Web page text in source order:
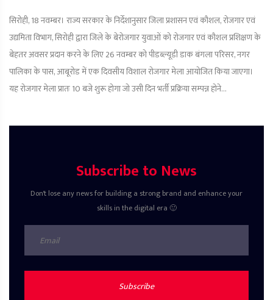
सिरोही, 18 नवम्बर। राज्य सरकार के निर्देशानुसार जिला प्रशासन एवं कौशल, रोजगार एवं
उद्यमिता विभाग, सिरोही द्वारा जिले के बेरोजगार युवाओं को रोजगार एवं कौशल प्रशिक्षण के
बेहतर अवसर प्रदान करने के लिए 26 नवम्बर को पीडब्ल्यूडी डाक बंगला परिसर, नगर
पालिका के पास, आबूरोड में एक दिवसीय विशाल रोजगार मेला आयोजित किया जाएगा।
यह रोजगार मेला प्रातः 10 बजे शुरू होगा जो उसी दिन भर्ती प्रक्रिया सम्पन्न होने...
Subscribe to News
Don't lose any news for building a strong brand and enhance your
skills in the digital era 🙂
Subscribe